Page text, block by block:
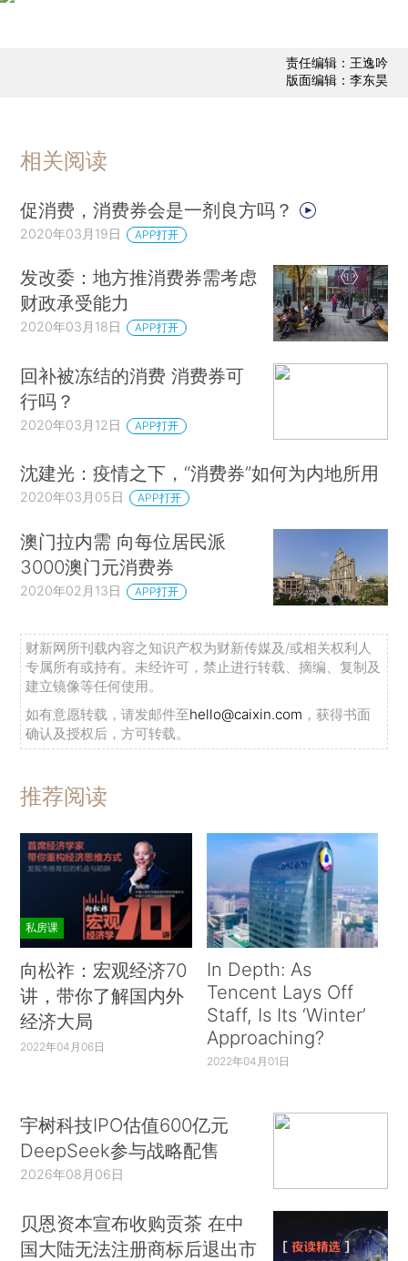
责任编辑：王逸吟
版面编辑：李东昊
相关阅读
促消费，消费券会是一剂良方吗？
2020年03月19日 APP打开
发改委：地方推消费券需考虑
财政承受能力
2020年03月18日 APP打开
回补被冻结的消费 消费券可
行吗？
2020年03月12日 APP打开
沈建光：疫情之下，“消费券”如何为内地所用
2020年03月05日 APP打开
澳门拉内需 向每位居民派
3000澳门元消费券
2020年02月13日 APP打开
财新网所刊载内容之知识产权为财新传媒及/或相关权利人
专属所有或持有。未经许可，禁止进行转载、摘编、复制及
建立镜像等任何使用。
如有意愿转载，请发邮件至hello@caixin.com ，获得书面
确认及授权后，方可转载。
推荐阅读
私房课
向松祚：宏观经济70
讲，带你了解国内外
经济大局
2022年04月06日
In Depth: As
Tencent Lays Off
Staff, Is Its ‘Winter’
Approaching?
2022年04月01日
宇树科技IPO估值600亿元
DeepSeek参与战略配售
2026年08月06日
贝恩资本宣布收购贡茶 在中
国大陆无法注册商标后退出市